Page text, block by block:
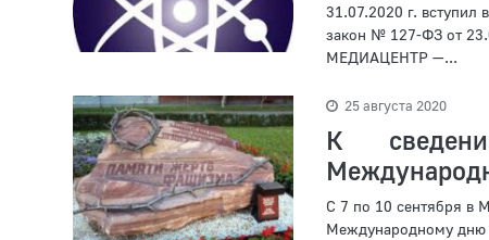
31.07.2020 г.
закон № 127-ФЗ от
МЕДИАЦЕНТР —...
25 августа 2020
К
С 7 по 10 сентября в
Международному дню